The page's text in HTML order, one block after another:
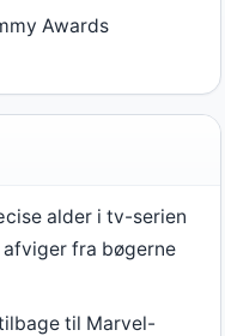
Awards
alder i tv-serien
fra bøgerne
til Marvel-